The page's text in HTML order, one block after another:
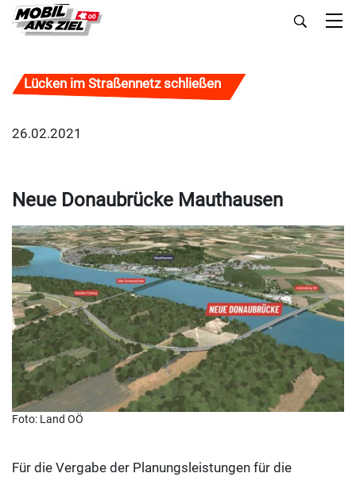
Lücken im Straßennetz schließen
26.02.2021
Neue Donaubrücke Mauthausen
Foto: Land OÖ
Für die Vergabe der Planungsleistungen für die